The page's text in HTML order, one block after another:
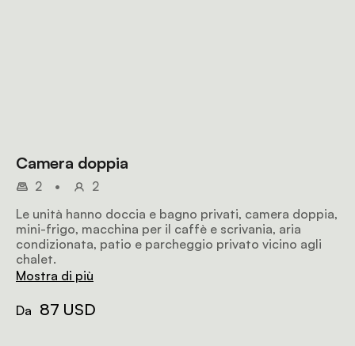
Camera doppia
2 •
2
Le unità hanno doccia e bagno privati, camera doppia,
mini-frigo, macchina per il caffè e scrivania, aria
condizionata, patio e parcheggio privato vicino agli
chalet.
Mostra di più
Da 87 USD